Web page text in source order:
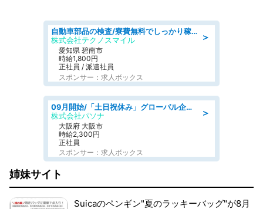
＞
自動車部品の検査/寮費無料でしっかり稼げる denso aichi
株式会社テクノスマイル
愛知県 碧南市
時給1,800円
正社員 / 派遣社員
スポンサー：求人ボックス
＞
09月開始/「土日祝休み」グローバル企業での産業保健のお仕事/保健師/高時給/残業なし/服装自由
株式会社パソナ
大阪府 大阪市
時給2,300円
正社員
スポンサー：求人ボックス
姉妹サイト
Suicaのペンギン"夏のラッキーバッグ"が8月